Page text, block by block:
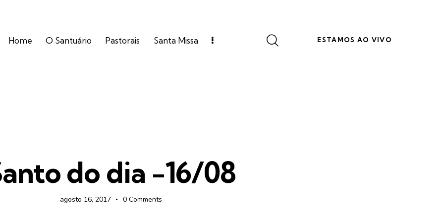
Home O Santuário Pastorais Santa Missa ESTAMOS AO VIVO
do dia -16/08
agosto 16, 2017 0 Comments